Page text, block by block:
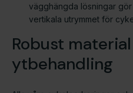
vägghängda lösningar
vertikala utrymmet för
Robust
ytbehandling